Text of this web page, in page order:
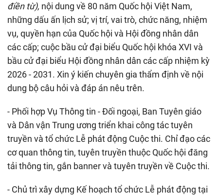
điền từ), nội dung về 80 năm Quốc hội Việt Nam,
những dấu ấn lịch sử; vị trí, vai trò, chức năng, nhiệm
vụ, quyền hạn của Quốc hội và Hội đồng nhân dân
các cấp; cuộc bầu cử đại biểu Quốc hội khóa XVI và
bầu cử đại biểu Hội đồng nhân dân các cấp nhiệm kỳ
2026 - 2031. Xin ý kiến chuyên gia thẩm định về nội
dung bộ câu hỏi và đáp án nêu trên.
- Phối hợp Vụ Thông tin - Đối ngoại, Ban Tuyên giáo
và Dân vận Trung ương triển khai công tác tuyên
truyền và tổ chức Lễ phát động Cuộc thi. Chỉ đạo các
cơ quan thông tin, tuyên truyền thuộc Quốc hội đăng
tải thông tin, gắn banner và tuyên truyền về Cuộc thi.
- Chủ trì xây dựng Kế hoạch tổ chức Lễ phát động tại